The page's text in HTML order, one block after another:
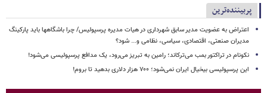
پربیننده‌ترین
اعتراض به عضویت مدیر سابق شهرداری در هیات مدیره پرسپولیس/ چرا باشگاهها باید پارکینگ
مدیران صنعتی، اقتصادی، سیاسی، نظامی و... شود؟
نکونام در تراکتور بمب می‌ترکاند؛ رامین به تبریز می‌رود، یک مدافع پرسپولیسی می‌شود!
این پرسپولیسی بیخیال ایران نمی‌شود؛ ۷۰۰ هزار دلاری بدهید تا بروم!